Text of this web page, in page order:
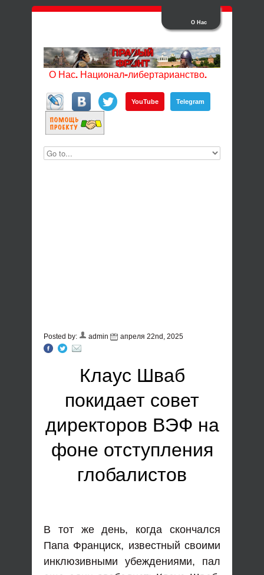
О Нас
О Нас. Национал-либертарианство.
YouTube Telegram
Posted by: admin апреля 22nd, 2025
Клаус Шваб
покидает совет
директоров ВЭФ на
фоне отступления
глобалистов
В тот же день, когда скончался
Папа Франциск, известный своими
инклюзивными убеждениями, пал